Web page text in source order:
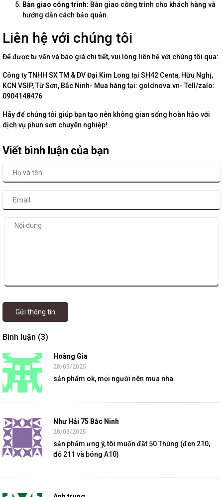
Bàn giao công trình: Bàn giao công trình cho khách hàng và
hướng dẫn cách bảo quản.
Liên hệ với chúng tôi
Để được tư vấn và báo giá chi tiết, vui lòng liên hệ với chúng tôi qua:
Công ty TNHH SX TM & DV Đại Kim Long tại SH42 Centa, Hữu Nghị,
KCN VSIP, Từ Sơn, Bắc Ninh- Mua hàng tại: goldnova.vn- Tell/zalo:
0904148476
Hãy để chúng tôi giúp bạn tạo nên không gian sống hoàn hảo với
dịch vụ phun sơn chuyên nghiệp!
Viết bình luận của bạn
Gửi thông tin
Bình luận (3)
Hoàng Gia
28/05/2025
sản phẩm ok, mọi người nên mua nha
Như Hải 75 Bắc Ninh
28/05/2025
sản phẩm ưng ý, tôi muốn đặt 50 Thùng (đen 210,
đỏ 211 và bóng A10)